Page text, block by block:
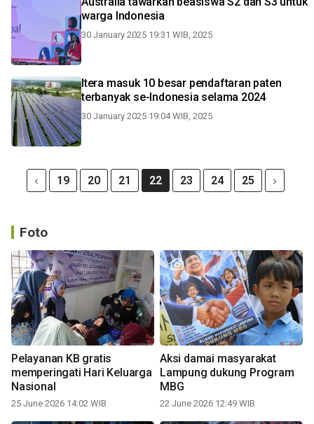
warga Indonesia
30 January 2025 19:31 WIB, 2025
Itera masuk 10 besar pendaftaran paten
terbanyak se-Indonesia selama 2024
30 January 2025 19:04 WIB, 2025
19 20 21 22 23 24 25
Foto
Pelayanan KB gratis
memperingati Hari Keluarga
Nasional
25 June 2026 14:02 WIB
Aksi damai masyarakat
Lampung dukung Program
MBG
22 June 2026 12:49 WIB